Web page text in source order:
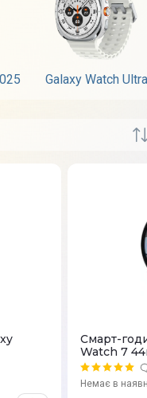
Galaxy Watch Ultra
Смарт-
Watch 7
Немає в